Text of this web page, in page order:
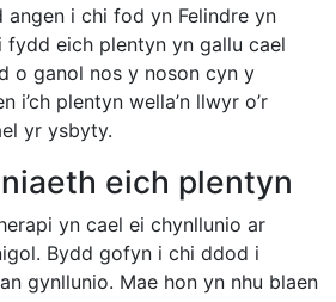
i chi fod yn Felindre yn
fydd eich plentyn yn gallu cael
o ganol nos y noson cyn y
i’ch plentyn wella’n llwyr o’r
yr ysbyty.
eich plentyn
yn cael ei chynllunio ar
Bydd gofyn i chi ddod i
gynllunio. Mae hon yn nhu blaen